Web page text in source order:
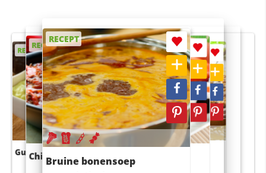
RECEPT
Guacamole
RECEPT
Chili con carne
RECEPT
Bruine bonensoep
RECEPT
Sushi rijstsalade
RECEPT